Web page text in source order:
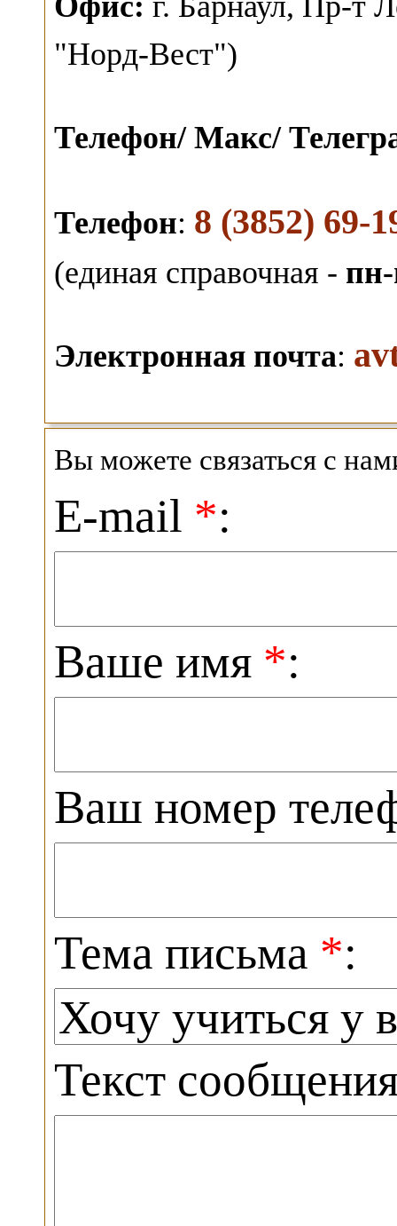
"Норд-Вест")
Телефон/ Макс/
Телефон: 8 (3852) 69-
(единая справочная -
Электронная почта:
Вы можете связаться с
E-mail *:
Ваше имя *:
Ваш номер
Тема письма *:
Текст